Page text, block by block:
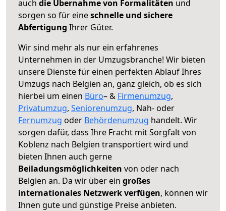
auch die Übernahme von Formalitäten und
sorgen so für eineschnelle und sichere
Abfertigung Ihrer Güter.
Wir sind mehr als nur ein erfahrenes
Unternehmen in der Umzugsbranche! Wir bieten
unsere Dienste für einen perfekten Ablauf Ihres
Umzugs nach Belgien an, ganz gleich, ob es sich
hierbei um einen Büro– & Firmenumzug,
Privatumzug, Seniorenumzug, Nah- oder
Fernumzug oder Behördenumzug handelt. Wir
sorgen dafür, dass Ihre Fracht mit Sorgfalt von
Koblenz nach Belgien transportiert wird und
bieten Ihnen auch gerne
Beiladungsmöglichkeiten von oder nach
Belgien an. Da wir über ein großes
internationales Netzwerk verfügen, können wir
Ihnen gute und günstige Preise anbieten.